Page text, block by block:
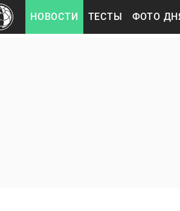
НОВОСТИ ТЕСТЫ ФОТО